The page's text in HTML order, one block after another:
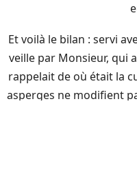
Et voilà le bilan : servi
veille par Monsieur, qui
rappelait de où était la
asperges ne modifient